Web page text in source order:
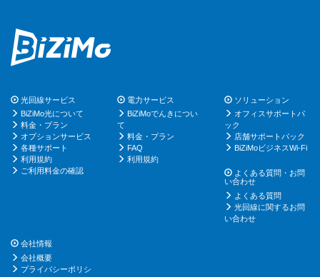
光回線サービス
BiZiMo光について
料金・プラン
オプションサービス
各種サポート
利用規約
ご利用料金の確認
電力サービス
BiZiMoでんきについ
て
料金・プラン
FAQ
利用規約
ソリューション
オフィスサポートパ
ック
店舗サポートパック
BiZiMoビジネスWi-Fi
よくある質問・お問
い合わせ
よくある質問
光回線に関するお問
い合わせ
会社情報
会社概要
プライバシーポリシ